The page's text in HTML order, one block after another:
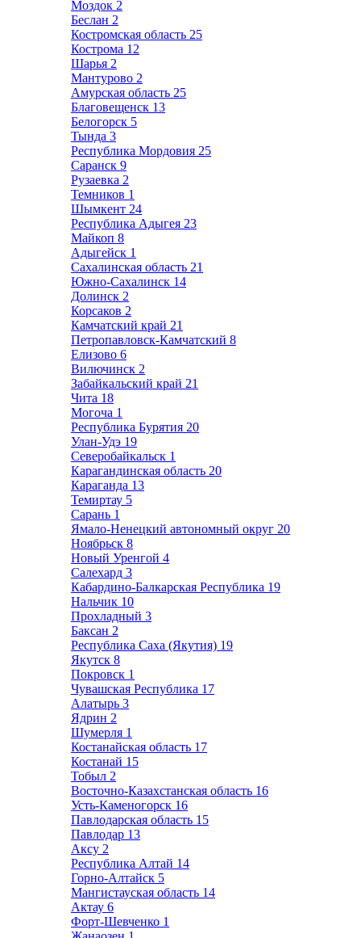
Моздок 2
Беслан 2
Костромская область 25
Кострома 12
Шарья 2
Мантурово 2
Амурская область 25
Благовещенск 13
Белогорск 5
Тында 3
Республика Мордовия 25
Саранск 9
Рузаевка 2
Темников 1
Шымкент 24
Республика Адыгея 23
Майкоп 8
Адыгейск 1
Сахалинская область 21
Южно-Сахалинск 14
Долинск 2
Корсаков 2
Камчатский край 21
Петропавловск-Камчатский 8
Елизово 6
Вилючинск 2
Забайкальский край 21
Чита 18
Могоча 1
Республика Бурятия 20
Улан-Удэ 19
Северобайкальск 1
Карагандинская область 20
Караганда 13
Темиртау 5
Сарань 1
Ямало-Ненецкий автономный округ 20
Ноябрьск 8
Новый Уренгой 4
Салехард 3
Кабардино-Балкарская Республика 19
Нальчик 10
Прохладный 3
Баксан 2
Республика Саха (Якутия) 19
Якутск 8
Покровск 1
Чувашская Республика 17
Алатырь 3
Ядрин 2
Шумерля 1
Костанайская область 17
Костанай 15
Тобыл 2
Восточно-Казахстанская область 16
Усть-Каменогорск 16
Павлодарская область 15
Павлодар 13
Аксу 2
Республика Алтай 14
Горно-Алтайск 5
Мангистауская область 14
Актау 6
Форт-Шевченко 1